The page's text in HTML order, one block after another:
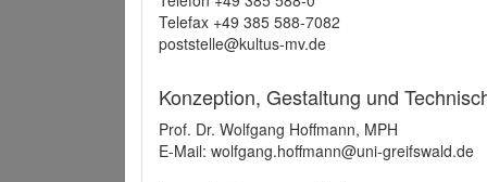
Telefax +49 385 588-7082
poststelle@kultus-mv.de
Konzeption, Gestaltung und
Prof. Dr. Wolfgang Hoffmann, MPH
E-Mail: wolfgang.hoffmann@uni-greifswald.de